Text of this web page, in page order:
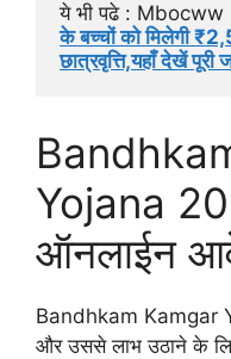
ये भी पढे :
के बच्चों को मिलेगी
छात्रवृत्ति,यहाँ देखें पूरी
Yojana
ऑनलाईन
Bandhkam Kamgar
और उससे लाभ उठाने के